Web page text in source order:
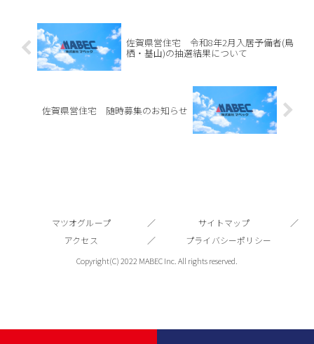
佐賀県営住宅 令和8年2月入居予備者(鳥
栖・基山)の抽選結果について
佐賀県営住宅 随時募集のお知らせ
マツオグループ
サイトマップ
アクセス
プライバシーポリシー
Copyright(C) 2022 MABEC Inc. All rights reserved.